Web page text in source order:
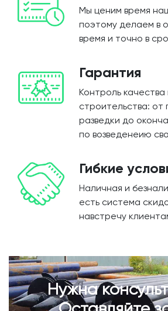
Мы ценим время
поэтому делаем в
время и точно в
Гарантия
Контроль
строительства: от
разведки до
по возведенеию
Гибкие
Наличная и
есть система
навстречу
Нужна